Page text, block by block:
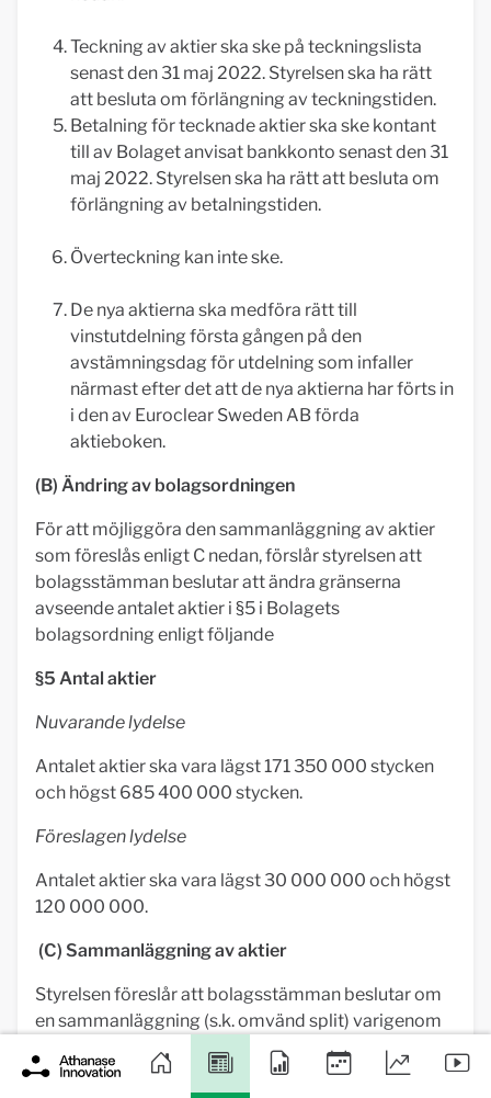
Teckning av aktier ska ske på teckningslista
senast den 31 maj 2022. Styrelsen ska ha rätt
att besluta om förlängning av teckningstiden.
Betalning för tecknade aktier ska ske kontant
till av Bolaget anvisat bankkonto senast den 31
maj 2022. Styrelsen ska ha rätt att besluta om
förlängning av betalningstiden.
Överteckning kan inte ske.
De nya aktierna ska medföra rätt till
vinstutdelning första gången på den
avstämningsdag för utdelning som infaller
närmast efter det att de nya aktierna har förts in
i den av Euroclear Sweden AB förda
aktieboken.
(B) Ändring av bolagsordningen
För att möjliggöra den sammanläggning av aktier
som föreslås enligt C nedan, förslår styrelsen att
bolagsstämman beslutar att ändra gränserna
avseende antalet aktier i §5 i Bolagets
bolagsordning enligt följande
§5 Antal aktier
Nuvarande lydelse
Antalet aktier ska vara lägst 171 350 000 stycken
och högst 685 400 000 stycken.
Föreslagen lydelse
Antalet aktier ska vara lägst 30 000 000 och högst
120 000 000.
(C) Sammanläggning av aktier
Styrelsen föreslår att bolagsstämman beslutar om
en sammanläggning (s.k. omvänd split) varigenom
sexton (16) aktier sammanläggs till en (1) aktie (1:16).
Sammanläggningen innebär att antalet aktier